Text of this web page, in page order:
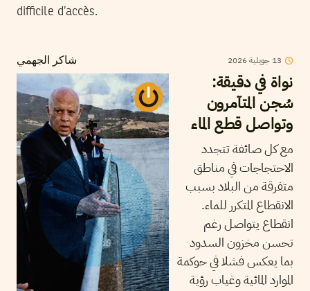
difficile d’accès.
شاكر الجهمي 13 جويلية2026
نواة في دقيقة:
سُجن المتآمرون
وتواصل قطع الماء
مع كل صائفة تتجدد
الاحتجاجات في مناطق
متفرقة من البلاد بسبب
الانقطاع المتكرر للماء.
انقطاع يتواصل رغم
تحسن مخزون السدود
بما يعكس فشلا في حوكمة
الموارد المائية وغياب رؤية